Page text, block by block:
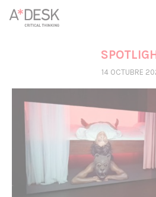
crees también en A*DESK
seguir adelante. Ahora puedes
apoyarlo.
14 OCTUBRE